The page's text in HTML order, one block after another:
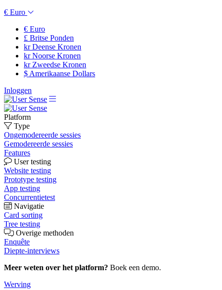
€ Euro
€ Euro
£ Britse Ponden
krDeense Kronen
krNoorse Kronen
krZweedse Kronen
$ Amerikaanse Dollars
Inloggen
Platform
Type
Ongemodereerde sessies
Gemodereerde sessies
Features
User testing
Website testing
Prototype testing
App testing
Concurrentietest
Navigatie
Card sorting
Tree testing
Overige methoden
Enquête
Diepte-interviews
Meer weten over het platform? Boek een demo.
Werving